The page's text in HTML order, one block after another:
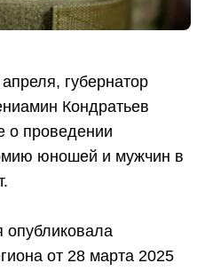
губернатор
Кондратьев
о проведении
юношей и мужчин в
опубликовала
от 28 марта 2025